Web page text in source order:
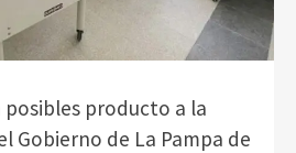
posibles producto a la
Gobierno de La Pampa de